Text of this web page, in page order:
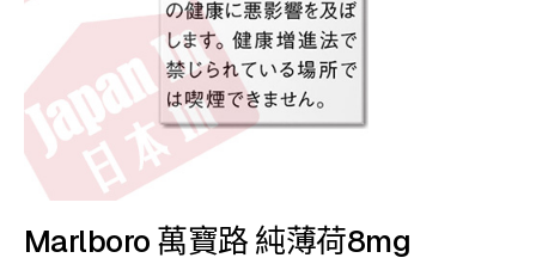
Marlboro 萬寶路 純薄荷8mg